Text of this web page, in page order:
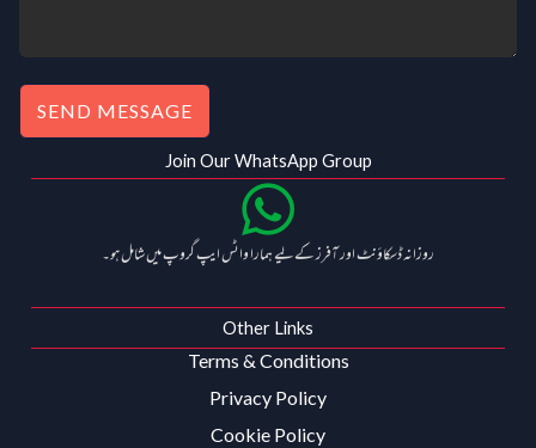
SEND MESSAGE
Join Our WhatsApp Group
روزانہ ڈسکاؤنٹ اور آفرز کے لیے ہمارا واٹس ایپ گروپ میں شامل ہو۔
Other Links
Terms & Conditions
Privacy Policy
Cookie Policy